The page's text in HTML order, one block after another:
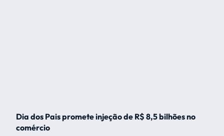
Dia dos Pais promete injeção de R$ 8,5 bilhões no
comércio